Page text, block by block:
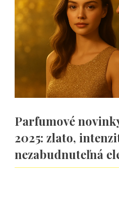
Parfumové
2025: zlato,
nezabudnuteľná